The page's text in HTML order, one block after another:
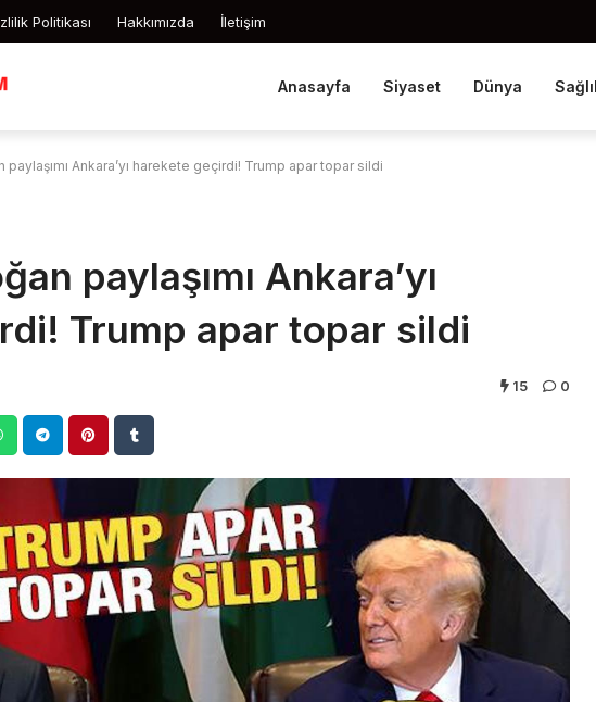
Politikası Hakkımızda İletişim
Anasayfa Siyaset Dünya
paylaşımı Ankara’yı harekete geçirdi! Trump apar topar sildi
paylaşımı Ankara’yı
Trump apar topar sildi
15 0